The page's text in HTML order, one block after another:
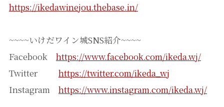
https://ikedawinejou.thebase.in/
~~~~いけだワイン城SNS紹介~~~~
Facebook https://www.facebook.com/ikeda.wj/
Twitter https://twitter.com/ikeda_wj
Instagram https://www.instagram.com/ikeda.wj/